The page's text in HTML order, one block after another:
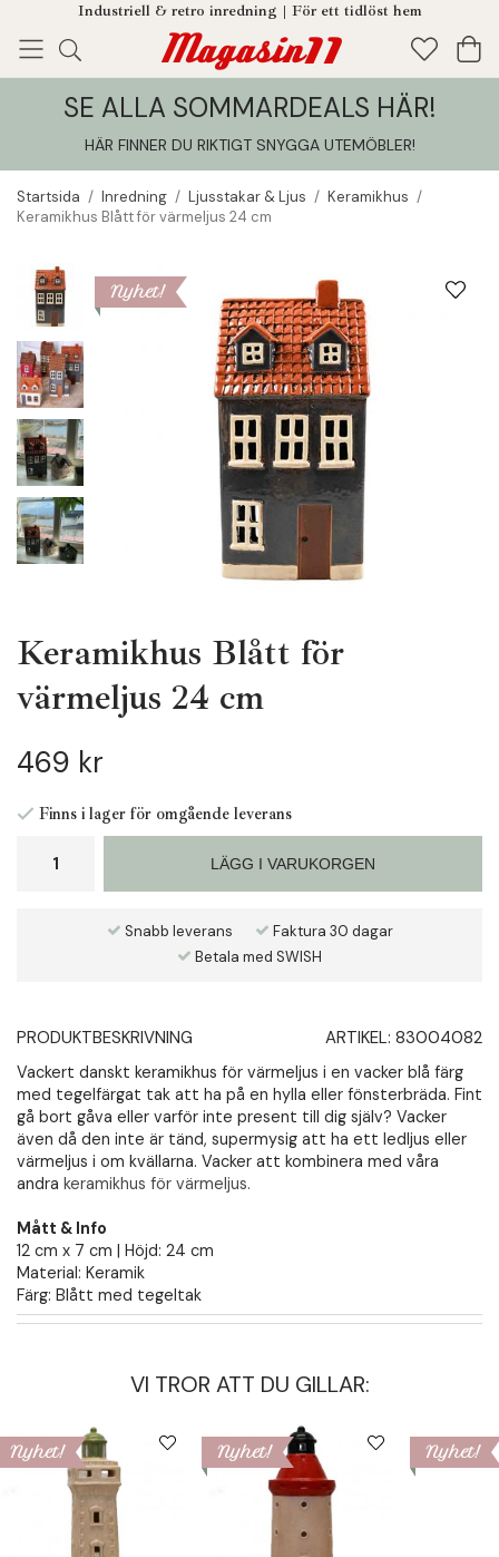
Industriell & retro inredning | För ett tidlöst hem
Enjoy! Tillagt i din varukorg
SE ALLA SOMMARDEALS HÄR!
HÄR FINNER DU RIKTIGT SNYGGA UTEMÖBLER!
Startsida / Inredning / Ljusstakar & Ljus / Keramikhus /
Keramikhus Blått för värmeljus 24 cm
Nyhet!
Keramikhus Blått för
värmeljus 24 cm
469 kr
Finns i lager för omgående leverans
LÄGG I VARUKORGEN
Snabb leverans
Faktura 30 dagar
Betala med SWISH
PRODUKTBESKRIVNING ARTIKEL: 83004082
Vackert danskt keramikhus för värmeljus i en vacker blå färg
med tegelfärgat tak att ha på en hylla eller fönsterbräda. Fint
gå bort gåva eller varför inte present till dig själv? Vacker
även då den inte är tänd, supermysig att ha ett ledljus eller
värmeljus i om kvällarna. Vacker att kombinera med våra
andra keramikhus för värmeljus.
Mått & Info
12 cm x 7 cm | Höjd: 24 cm
Material: Keramik
Färg: Blått med tegeltak
VI TROR ATT DU GILLAR:
Nyhet! Nyhet! Nyhet!